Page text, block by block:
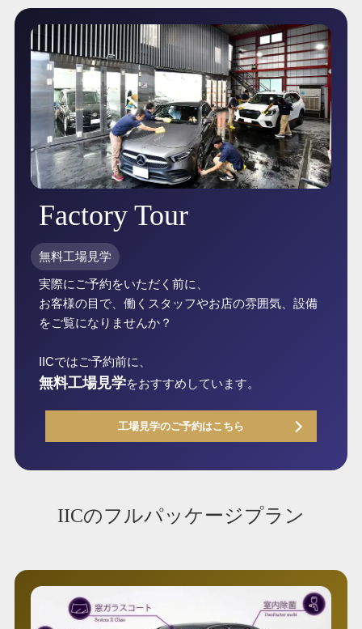
Factory Tour
無料工場見学
実際にご予約をいただく前に、
お客様の目で、働くスタッフやお店の雰囲気、設備
をご覧になりませんか？
IICではご予約前に、
無料工場見学をおすすめしています。
工場見学のご予約はこちら
IICのフルパッケージプラン